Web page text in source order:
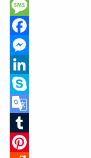
Telegram
Message
Facebook
Messenger
LinkedIn
Skype
Google
Translate
Tumblr